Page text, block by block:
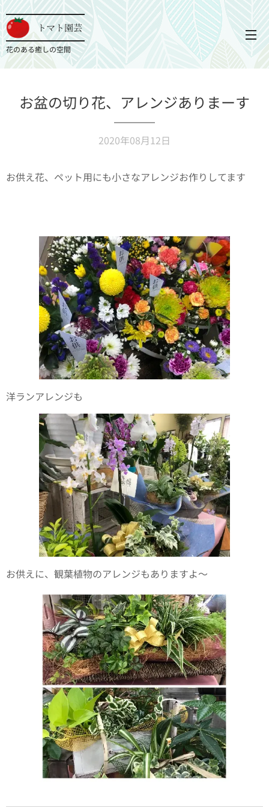
トマト園芸
花のある癒しの空間
お盆の切り花、アレンジありまーす
2020年08月12日
お供え花、ペット用にも小さなアレンジお作りしてます✨
洋ランアレンジも✨
お供えに、観葉植物のアレンジもありますよ〜🌿